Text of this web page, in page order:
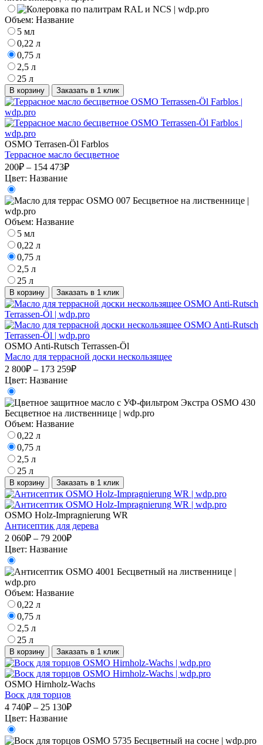
Объем: Название
5 мл
0,22 л
0,75 л
2,5 л
25 л
В корзину Заказать в 1 клик
OSMO Terrasen-Öl Farblos
Террасное масло бесцветное
200₽ – 154 473₽
Цвет: Название
Объем: Название
5 мл
0,22 л
0,75 л
2,5 л
25 л
В корзину Заказать в 1 клик
OSMO Anti-Rutsch Terrassen-Öl
Масло для террасной доски нескользящее
2 800₽ – 173 259₽
Цвет: Название
Объем: Название
0,22 л
0,75 л
2,5 л
25 л
В корзину Заказать в 1 клик
OSMO Holz-Impragnierung WR
Антисептик для дерева
2 060₽ – 79 200₽
Цвет: Название
Объем: Название
0,22 л
0,75 л
2,5 л
25 л
В корзину Заказать в 1 клик
OSMO Hirnholz-Wachs
Воск для торцов
4 740₽ – 25 130₽
Цвет: Название